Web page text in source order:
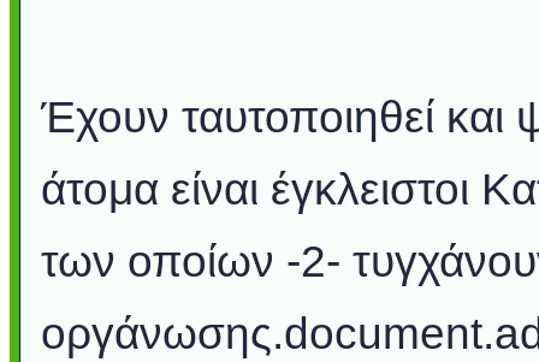
Έχουν ταυτοποιηθεί και
άτομα είναι
των οποίων -2-